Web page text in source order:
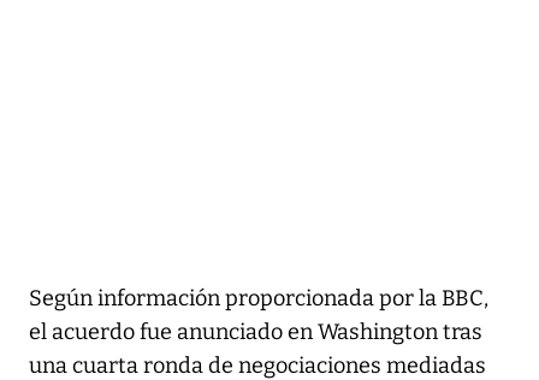
Según información proporcionada por la BBC,
el acuerdo fue anunciado en Washington tras
una cuarta ronda de negociaciones mediadas